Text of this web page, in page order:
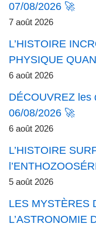
07/08/2026 🚀
7 août 2026
L’HISTOIRE
PHYSIQUE
6 août 2026
DÉCOUVREZ les
06/08/2026 🚀
6 août 2026
L’HISTOIRE
5 août 2026
LES MYSTÈRES
L’ASTRONOMIE